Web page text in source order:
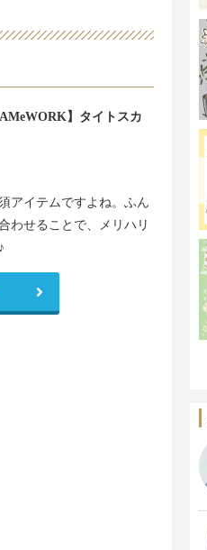
】タイトスカ
アイテムですよね。ふん
わせることで、メリハリ